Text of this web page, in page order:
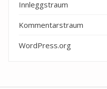
Innleggstraum
Kommentarstraum
WordPress.org